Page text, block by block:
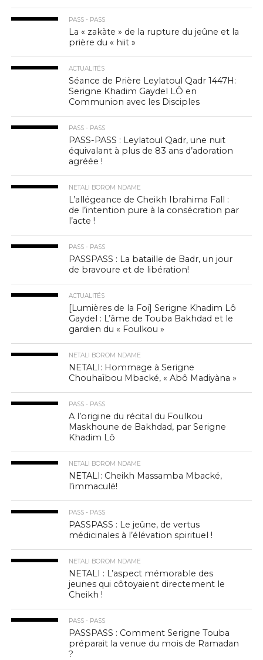
PASS - PASS
La « zakàte » de la rupture du jeûne et la
prière du « hiit »
ACTUALITÉS
Séance de Prière Leylatoul Qadr 1447H:
Serigne Khadim Gaydel LÔ en
Communion avec les Disciples
PASS - PASS
PASS-PASS : Leylatoul Qadr, une nuit
équivalant à plus de 83 ans d’adoration
agréée !
NETALI BOROM NDAME
L’allégeance de Cheikh Ibrahima Fall :
de l’intention pure à la consécration par
l’acte !
PASS - PASS
PASSPASS : La bataille de Badr, un jour
de bravoure et de libération!
ACTUALITÉS
[Lumières de la Foi] Serigne Khadim Lô
Gaydel : L’âme de Touba Bakhdad et le
gardien du « Foulkou »
NETALI BOROM NDAME
NETALI: Hommage à Serigne
Chouhaïbou Mbacké, « Abô Madiyàna »
PASS - PASS
A l’origine du récital du Foulkou
Maskhoune de Bakhdad, par Serigne
Khadim Lô
NETALI BOROM NDAME
NETALI: Cheikh Massamba Mbacké,
l’immaculé!
PASS - PASS
PASSPASS : Le jeûne, de vertus
médicinales à l’élévation spirituel !
NETALI BOROM NDAME
NETALI : L’aspect mémorable des
jeunes qui côtoyaient directement le
Cheikh !
PASS - PASS
PASSPASS : Comment Serigne Touba
préparait la venue du mois de Ramadan
?